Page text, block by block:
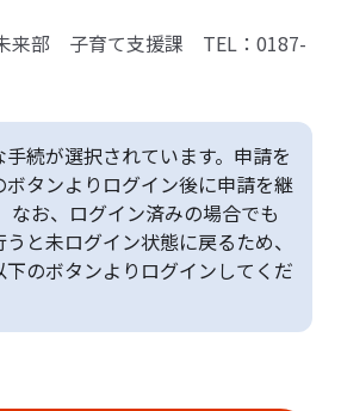
来部 子育て支援課 TEL：0187-
続が選択されています。申請を
タンよりログイン後に申請を継
なお、ログイン済みの場合でも
と未ログイン状態に戻るため、
のボタンよりログインしてくだ